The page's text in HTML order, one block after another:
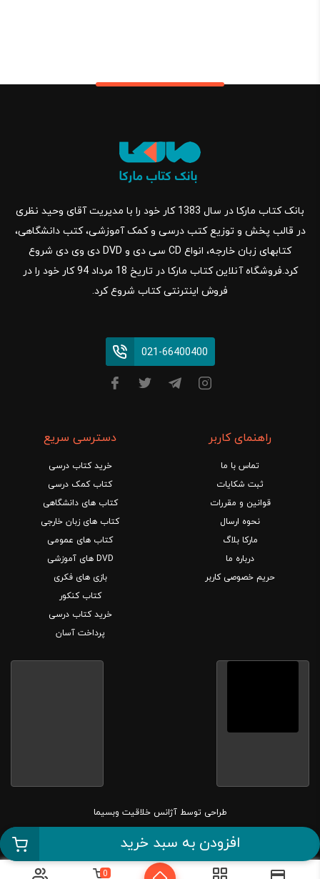
افزودن به سبد خرید
بانک کتاب مارکا در سال 1383 کار خود را با مدیریت آقای وحید نظری
در قالب پخش و توزیع کتب درسی و کمک آموزشی، کتب دانشگاهی،
کتابهای زبان خارجه، انواع CD سی دی و DVD دی وی دی شروع
کرد.فروشگاه آنلاین کتاب مارکا در تاریخ 18 مرداد 94 کار خود را در
فروش اینترنتی کتاب شروع کرد.
021-66400400
راهنمای کاربر
تماس با ما
ثبت شکایات
قوانین و مقررات
نحوه ارسال
مارکا بلاگ
درباره ما
حریم خصوصی کاربر
دسترسی سریع
خرید کتاب درسی
کتاب کمک درسی
کتاب های دانشگاهی
کتاب های زبان خارجی
کتاب های عمومی
DVD های آموزشی
بازی های فکری
کتاب کنکور
خرید کتاب درسی
پرداخت آسان
طراحی توسطآژانس خلاقیت وبسیما
کلیه حقوق این سایت متعلق به بانک کتاب مارکا می باشد.
0